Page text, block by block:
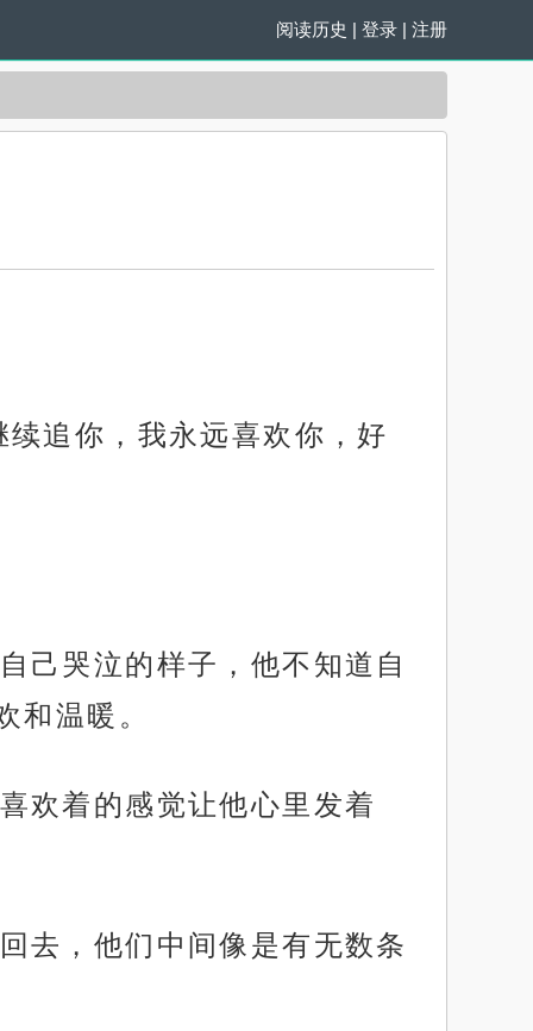
阅读历史 | 登录 | 注册
追你，我永远喜欢你，好
己哭泣的样子，他不知道自
和温暖。
欢着的感觉让他心里发着
去，他们中间像是有无数条